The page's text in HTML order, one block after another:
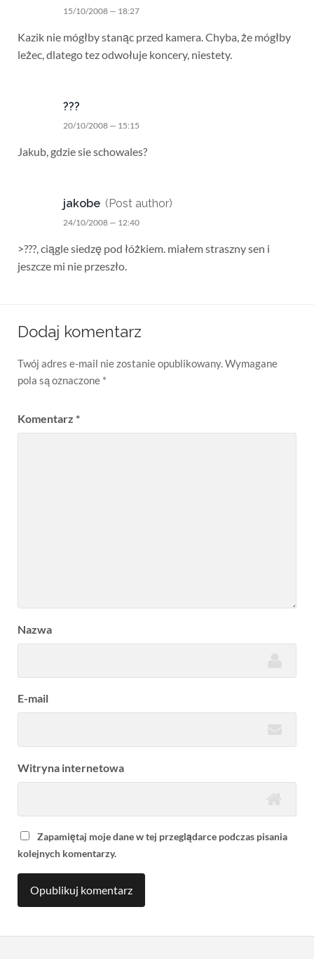
15/10/2008 — 18:27
Kazik nie mógłby stanąc przed kamera. Chyba, że mógłby
leżec, dlatego tez odwołuje koncery, niestety.
???
20/10/2008 — 15:15
Jakub, gdzie sie schowales?
jakobe (Post author)
24/10/2008 — 12:40
>???, ciągle siedzę pod łóżkiem. miałem straszny sen i
jeszcze mi nie przeszło.
Dodaj komentarz
Twój adres e-mail nie zostanie opublikowany.Wymagane
pola są oznaczone *
Komentarz *
Nazwa
E-mail
Witryna internetowa
Zapamiętaj moje dane w tej przeglądarce podczas pisania
kolejnych komentarzy.